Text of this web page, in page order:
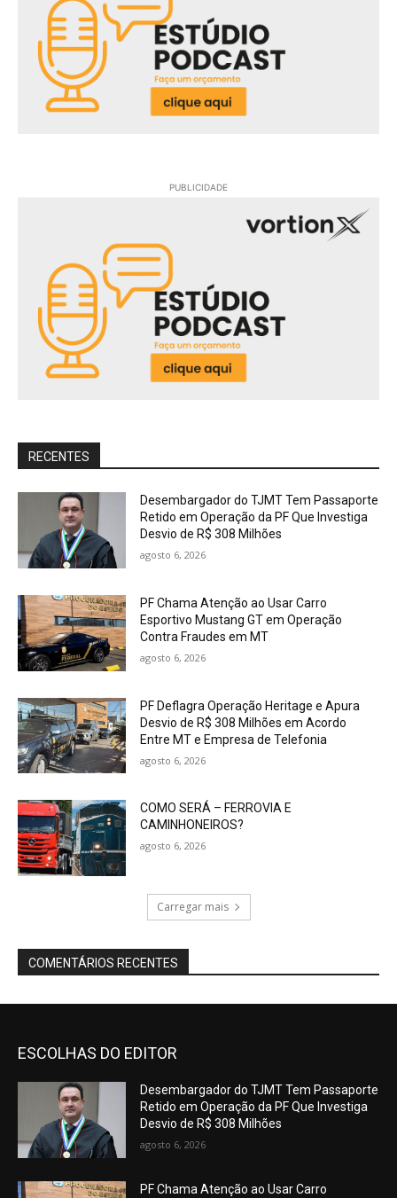
PUBLICIDADE
RECENTES
Desembargador do TJMT Tem Passaporte
Retido em Operação da PF Que Investiga
Desvio de R$ 308 Milhões
agosto 6, 2026
PF Chama Atenção ao Usar Carro
Esportivo Mustang GT em Operação
Contra Fraudes em MT
agosto 6, 2026
PF Deflagra Operação Heritage e Apura
Desvio de R$ 308 Milhões em Acordo
Entre MT e Empresa de Telefonia
agosto 6, 2026
COMO SERÁ – FERROVIA E
CAMINHONEIROS?
agosto 6, 2026
Carregar mais
COMENTÁRIOS RECENTES
ESCOLHAS DO EDITOR
Desembargador do TJMT Tem Passaporte
Retido em Operação da PF Que Investiga
Desvio de R$ 308 Milhões
agosto 6, 2026
PF Chama Atenção ao Usar Carro